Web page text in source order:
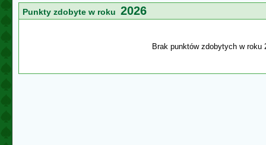
Punkty zdobyte w roku 2026
Brak punktów zdobytych w roku